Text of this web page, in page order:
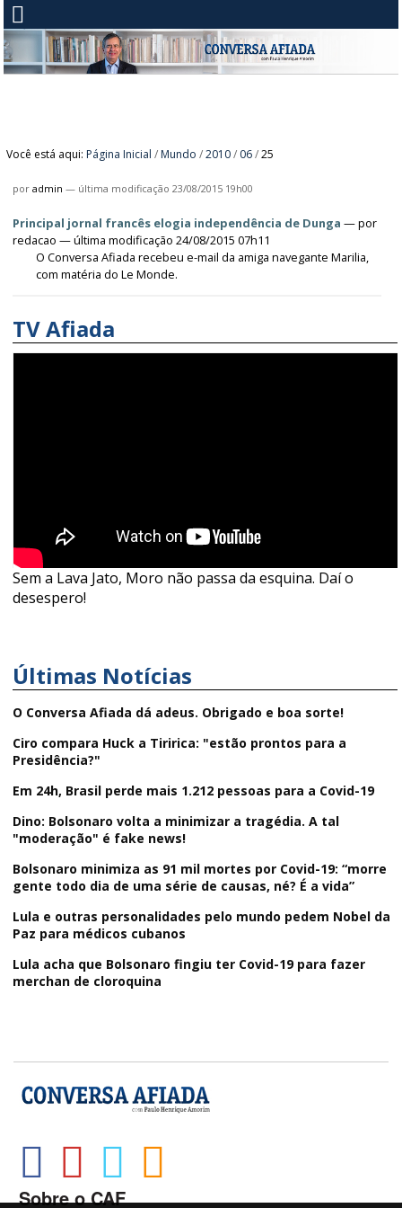
Você está aqui: Página Inicial / Mundo /2010 / 06 /25
poradmin — última modificação 23/08/2015 19h00
Principal jornal francês elogia independência de Dunga —por
redacao — última modificação 24/08/2015 07h11
O Conversa Afiada recebeu e-mail da amiga navegante Marilia,
com matéria do Le Monde.
TV Afiada
Sem a Lava Jato, Moro não passa da esquina. Daí o
desespero!
Últimas Notícias
O Conversa Afiada dá adeus. Obrigado e boa sorte!
Ciro compara Huck a Tiririca: "estão prontos para a
Presidência?"
Em 24h, Brasil perde mais 1.212 pessoas para a Covid-19
Dino: Bolsonaro volta a minimizar a tragédia. A tal
"moderação" é fake news!
Bolsonaro minimiza as 91 mil mortes por Covid-19: “morre
gente todo dia de uma série de causas, né? É a vida”
Lula e outras personalidades pelo mundo pedem Nobel da
Paz para médicos cubanos
Lula acha que Bolsonaro fingiu ter Covid-19 para fazer
merchan de cloroquina
Sobre o CAF